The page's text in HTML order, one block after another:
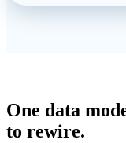
One data
to rewire.